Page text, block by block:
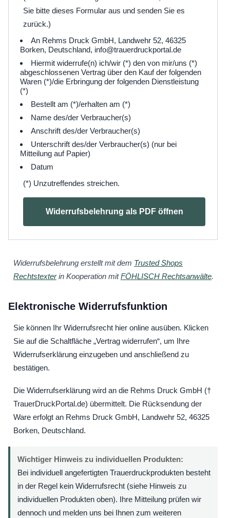
Sie bitte dieses Formular aus und senden Sie es
zurück.)
An Rehms Druck GmbH, Landwehr 52, 46325
Borken, Deutschland, info@trauerdruckportal.de
Hiermit widerrufe(n) ich/wir (*) den von mir/uns (*)
abgeschlossenen Vertrag über den Kauf der folgenden
Waren (*)/die Erbringung der folgenden Dienstleistung
(*)
Bestellt am (*)/erhalten am (*)
Name des/der Verbraucher(s)
Anschrift des/der Verbraucher(s)
Unterschrift des/der Verbraucher(s) (nur bei
Mitteilung auf Papier)
Datum
(*) Unzutreffendes streichen.
Widerrufsbelehrung als PDF öffnen
Widerrufsbelehrung erstellt mit dem Trusted Shops
Rechtstexterin Kooperation mitFÖHLISCH Rechtsanwälte.
Elektronische Widerrufsfunktion
Sie können Ihr Widerrufsrecht hier online ausüben. Klicken
Sie auf die Schaltfläche „Vertrag widerrufen“, um Ihre
Widerrufserklärung einzugeben und anschließend zu
bestätigen.
Die Widerrufserklärung wird an die Rehms Druck GmbH (†
TrauerDruckPortal.de) übermittelt. Die Rücksendung der
Ware erfolgt an Rehms Druck GmbH, Landwehr 52, 46325
Borken, Deutschland.
Wichtiger Hinweis zu individuellen Produkten:
Bei individuell angefertigten Trauerdruckprodukten besteht
in der Regel kein Widerrufsrecht (siehe Hinweis zu
individuellen Produkten oben). Ihre Mitteilung prüfen wir
dennoch und melden uns bei Ihnen zum weiteren